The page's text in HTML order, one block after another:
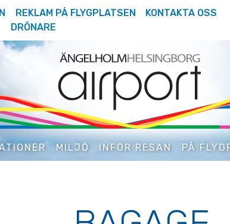
REKLAM PÅ FLYGPLATSEN
KONTAKTA OSS
DRÖNARE
MILJÖ INFÖR RESAN PÅ